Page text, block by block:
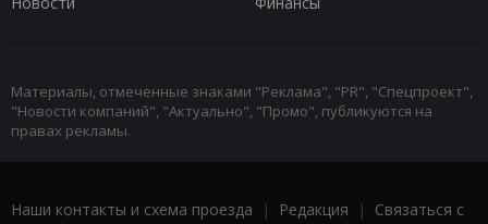
Материалы, отмеченные знаками "Реклама", "PR", "Спецпроект",
"Новости компаний", "Актуально", "Промо", публикуются на
правах рекламы.
Наши контакты и схема проезда | Редакция | Связаться с